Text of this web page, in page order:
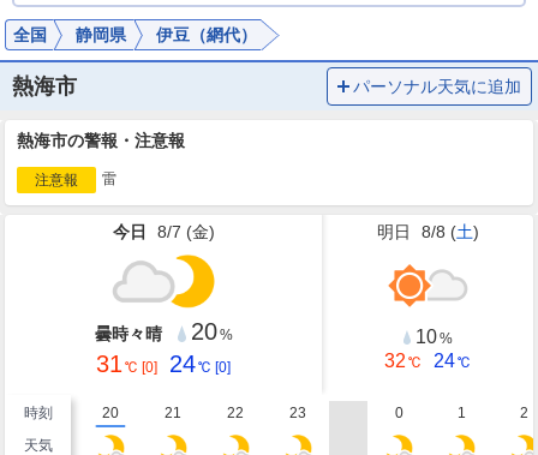
全国 静岡県 伊豆（網代）
熱海市 パーソナル天気に追加
熱海市の警報・注意報
注意報 雷
今日 8/7 (金)
曇時々晴 20%
31 ℃ [0] 24℃ [0]
明日 8/8 (土)
10%
32 ℃ 24℃
時刻 20 21 22 23 0 1
2
天気